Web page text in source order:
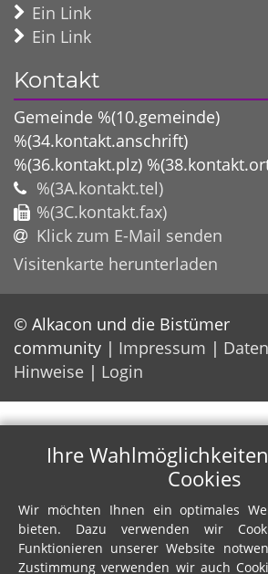
Ein Link
Ein Link
Kontakt
Gemeinde %(10.gemeinde)
%(34.kontakt.anschrift)
%(36.kontakt.plz)
%(3A.kontakt.tel)
%(3C.kontakt.fax)
Klick zum E-Mail senden
Visitenkarte herunterladen
© Alkacon und die Bistümer
community
Impressum
Hinweise
Login
Ihre
Cookies
Wir möchten Ihnen ein optimales
bieten. Dazu verwenden wir
Funktionieren unserer Website
Zustimmung verwenden wir auch